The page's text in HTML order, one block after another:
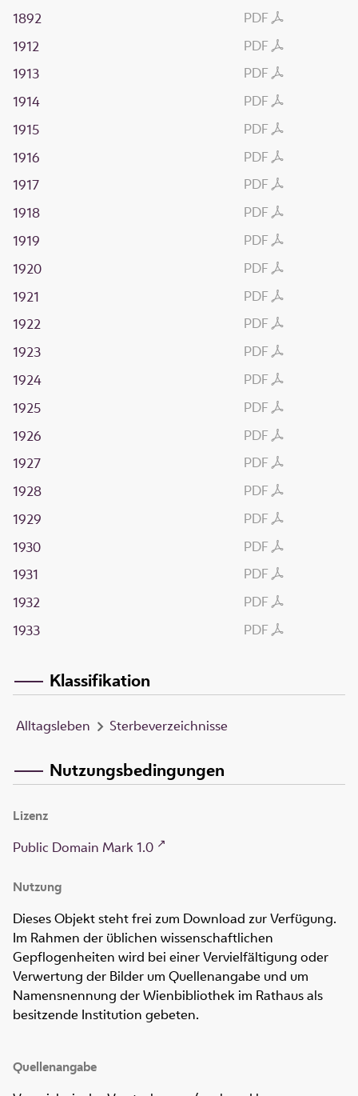
PDF
1892
PDF
1912
PDF
1913
PDF
1914
PDF
1915
PDF
1916
PDF
1917
PDF
1918
PDF
1919
PDF
1920
PDF
1921
PDF
1922
PDF
1923
PDF
1924
PDF
1925
PDF
1926
PDF
1927
PDF
1928
PDF
1929
PDF
1930
PDF
1931
PDF
1932
PDF
1933
Klassifikation
Alltagsleben Sterbeverzeichnisse
Nutzungsbedingungen
Lizenz
Public Domain Mark 1.0
Nutzung
Dieses Objekt steht frei zum Download zur Verfügung.
Im Rahmen der üblichen wissenschaftlichen
Gepflogenheiten wird bei einer Vervielfältigung oder
Verwertung der Bilder um Quellenangabe und um
Namensnennung der Wienbibliothek im Rathaus als
besitzende Institution gebeten.
Quellenangabe